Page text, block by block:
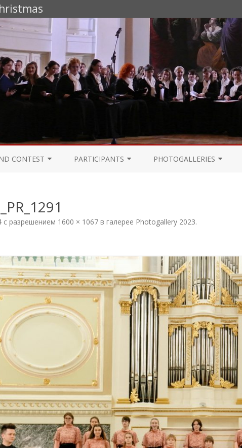
к
CONTEST
2019
PARTICIPANTS
PARTICIPANTS 2019
PARTICIPANTS 2017
PARTICIPANTS 2016
PHOTOGALLERIES
PHOTOGALLERY 2022
PHOTOGALLERY 2019
PHOTOGALLERY 2018
PHOTOGALLERY 2017
PHOTOGALLERY 2016
с разрешением 1600 × 1067 в галерее Photogallery 2023.